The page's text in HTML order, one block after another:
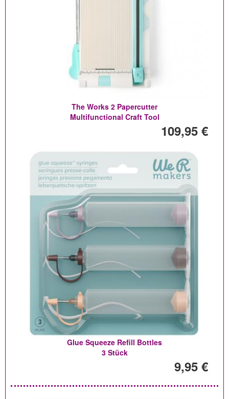
The Works 2 Papercutter
Multifunctional Craft Tool
109,95 €
Glue Squeeze Refill Bottles
3 Stück
9,95 €